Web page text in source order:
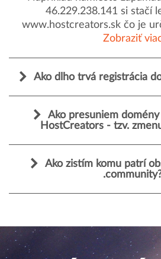
46.229.238.141 si stačí
www.hostcreators.sk čo je
Zobraziť
Ako dlho trvá registrácia
Ako presuniem
HostCreators - tzv.
Ako zistím komu patrí